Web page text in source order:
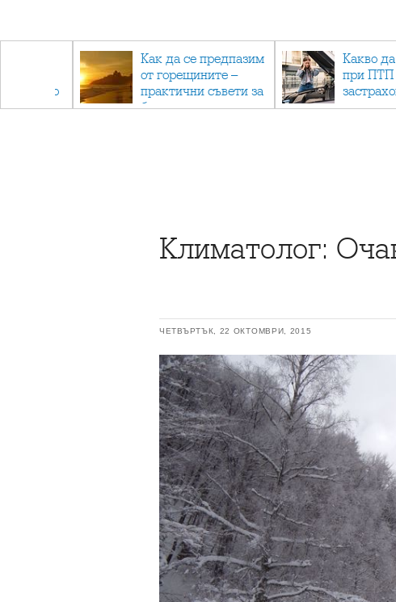
отново
Как да се предпазим
от горещините –
практични съвети за
безопасно лято
Какво
при ПТП
Климатолог:
ЧЕТВЪРТЪК, 22 ОКТОМВРИ, 2015